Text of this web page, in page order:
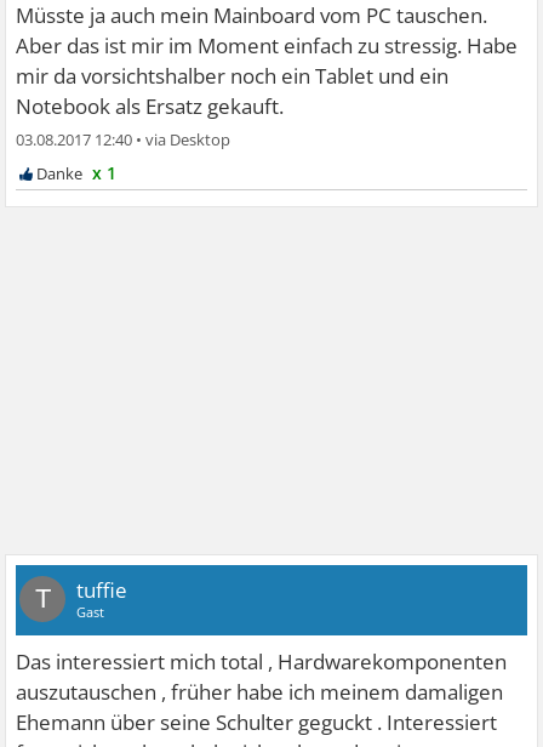
Müsste ja auch mein Mainboard vom PC tauschen.
Aber das ist mir im Moment einfach zu stressig. Habe
mir da vorsichtshalber noch ein Tablet und ein
Notebook als Ersatz gekauft.
03.08.2017 12:40 •
x 1
T tuffie
Gast
Das interessiert mich total , Hardwarekomponenten
auszutauschen , früher habe ich meinem damaligen
Ehemann über seine Schulter geguckt . Interessiert